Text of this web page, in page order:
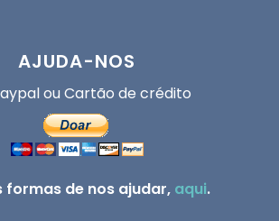
AJUDA-NOS
ou Cartão de crédito
formas de nos ajudar, aqui.